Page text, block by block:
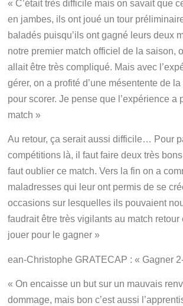
« C’était très difficile mais on savait que
en jambes, ils ont joué un tour
baladés puisqu’ils ont gagné leurs deux
notre premier match officiel de la saison,
allait être très compliqué. Mais avec
gérer, on a profité d’une mésentente de
pour scorer. Je pense que l’expérience a
match »
Au retour, ça serait aussi difficile… Pour
compétitions là, il faut faire deux très
faut oublier ce match. Vers la fin on a
maladresses qui leur ont permis de se
occasions sur lesquelles ils pouvaient
faudrait être très vigilants au match retour
jouer pour le gagner »
ean-Christophe GRATECAP : « Gagner
« On encaisse un but sur un mauvais
dommage, mais bon c’est aussi